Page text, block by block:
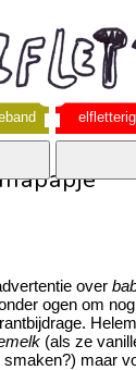
elfletterig
over
ogen om
(als ze
smaken?) maar